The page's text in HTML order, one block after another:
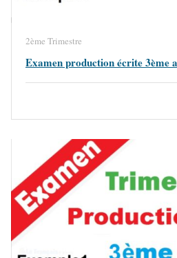
2ème Trimestre
Examen production écrite 3ème